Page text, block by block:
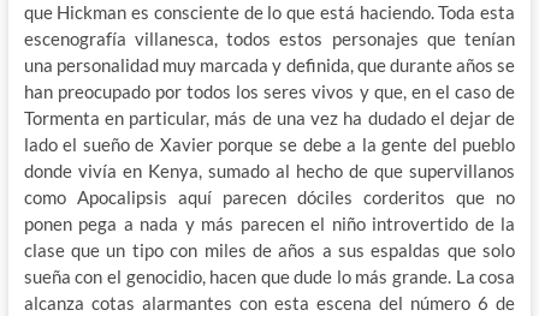
que Hickman es consciente de lo que está haciendo. Toda esta
escenografía villanesca, todos estos personajes que tenían
una personalidad muy marcada y definida, que durante años se
han preocupado por todos los seres vivos y que, en el caso de
Tormenta en particular, más de una vez ha dudado el dejar de
lado el sueño de Xavier porque se debe a la gente del pueblo
donde vivía en Kenya, sumado al hecho de que supervillanos
como Apocalipsis aquí parecen dóciles corderitos que no
ponen pega a nada y más parecen el niño introvertido de la
clase que un tipo con miles de años a sus espaldas que solo
sueña con el genocidio, hacen que dude lo más grande. La cosa
alcanza cotas alarmantes con esta escena del número 6 de